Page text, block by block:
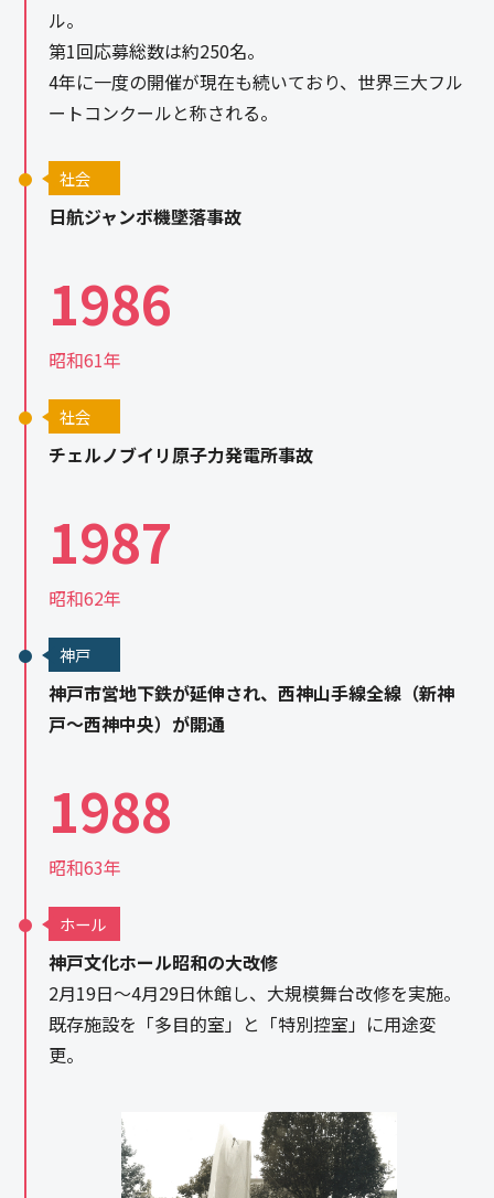
ル。
第1回応募総数は約250名。
4年に一度の開催が現在も続いており、世界三大フル
ートコンクールと称される。
社会
日航ジャンボ機墜落事故
1986
昭和61年
社会
チェルノブイリ原子力発電所事故
1987
昭和62年
神戸
神戸市営地下鉄が延伸され、西神山手線全線（新神
戸～西神中央）が開通
1988
昭和63年
ホール
神戸文化ホール昭和の大改修
2月19日～4月29日休館し、大規模舞台改修を実施。
既存施設を「多目的室」と「特別控室」に用途変
更。